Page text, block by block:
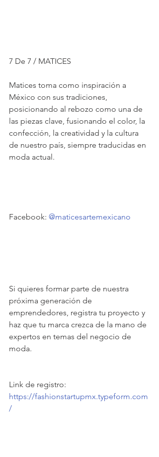
7 De 7 / MATICES
Matices toma como inspiración a
México con sus tradiciones,
posicionando al rebozo como una de
las piezas clave, fusionando el color, la
confección, la creatividad y la cultura
de nuestro país, siempre traducidas en
moda actual.
Facebook: @maticesartemexicano
Si quieres formar parte de nuestra
próxima generación de
emprendedores, registra tu proyecto y
haz que tu marca crezca de la mano de
expertos en temas del negocio de
moda.
Link de registro:
https://fashionstartupmx.typeform.com
/